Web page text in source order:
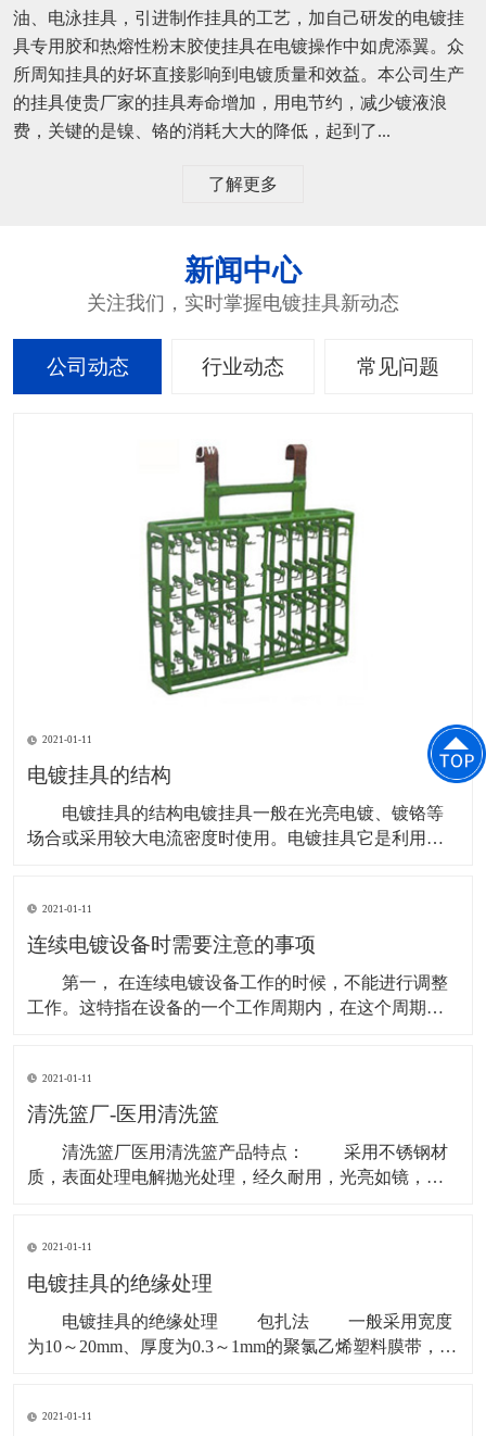
油、电泳挂具，引进制作挂具的工艺，加自己研发的电镀挂
具专用胶和热熔性粉末胶使挂具在电镀操作中如虎添翼。众
所周知挂具的好坏直接影响到电镀质量和效益。本公司生产
的挂具使贵厂家的挂具寿命增加，用电节约，减少镀液浪
费，关键的是镍、铬的消耗大大的降低，起到了...
了解更多
新闻中心
关注我们，实时掌握电镀挂具新动态
公司动态 行业动态 常见问题
2021-01-11
电镀挂具的结构
电镀挂具的结构电镀挂具一般在光亮电镀、镀铬等
场合或采用较大电流密度时使用。电镀挂具它是利用挂
宽、板厚决定。电镀挂具无论用哪种方式悬挂零件，都
应保证零件在电镀时产生的气体顺利排出，以免产生的
2021-01-11
连续电镀设备时需要注意的事项
第一， 在连续电镀设备工作的时候，不能进行调整
工作。这特指在设备的一个工作周期内，在这个周期
间就会产生一定的偏差，不利于标准化生产。 第
二， 调整好连续电镀设备的结构。每个零件和部件的紧
2021-01-11
清洗篮厂-医用清洗篮
清洗篮厂医用清洗篮产品特点： 采用不锈钢材
质，表面处理电解抛光处理，经久耐用，光亮如镜，不
全使用。 网格化设计利于水或蒸汽的穿透，保证清
洗和灭菌效果。多个网筐可堆叠放置。 医用清洗篮
2021-01-11
电镀挂具的绝缘处理
电镀挂具的绝缘处理 包扎法 一般采用宽度
为10～20mm、厚度为0.3～1mm的聚氯乙烯塑料膜带，在
一层的接缝，最后用金属丝扎紧。在挂钩上也可用尺寸
2021-01-11